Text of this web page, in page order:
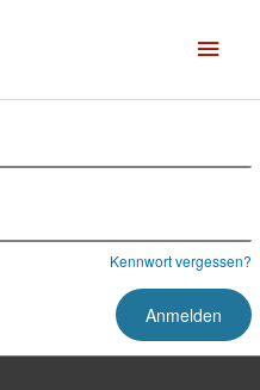
Kennwort vergessen?